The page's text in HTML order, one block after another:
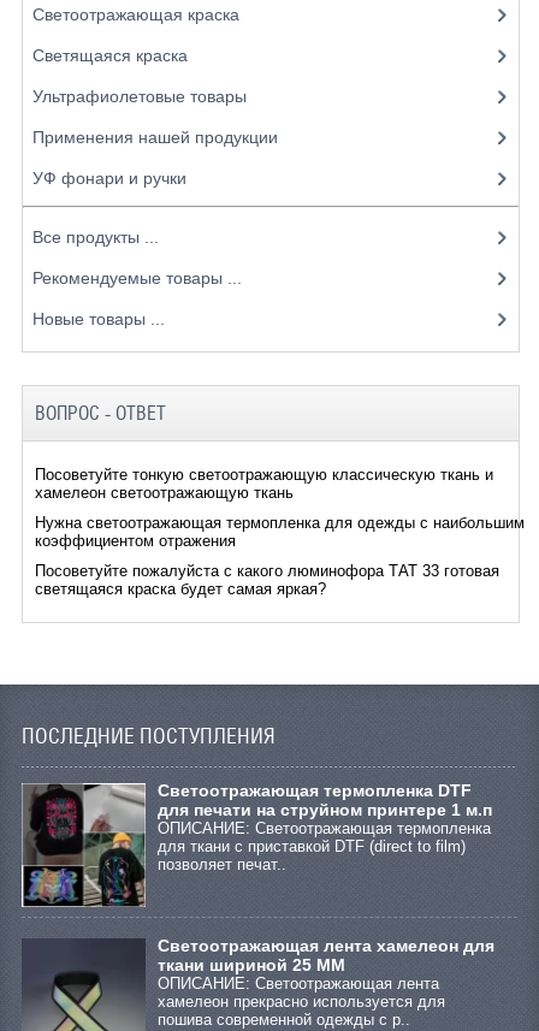
Светоотражающая краска
Светящаяся краска
Ультрафиолетовые товары
Применения нашей продукции
УФ фонари и ручки
Все продукты ...
Рекомендуемые товары ...
Новые товары ...
ВОПРОС - ОТВЕТ
Посоветуйте тонкую светоотражающую классическую ткань и
хамелеон светоотражающую ткань
Нужна светоотражающая термопленка для одежды с наибольшим
коэффициентом отражения
Посоветуйте пожалуйста с какого люминофора ТАТ 33 готовая
светящаяся краска будет самая яркая?
ПОСЛЕДНИЕ ПОСТУПЛЕНИЯ
Cветоотражающая термопленка DTF
для печати на струйном принтере 1 м.п
ОПИСАНИЕ: Светоотражающая термопленка
для ткани с приставкой DTF (direct to film)
позволяет печат..
Светоотражающая лента хамелеон для
ткани шириной 25 ММ
ОПИСАНИЕ: Светоотражающая лента
хамелеон прекрасно используется для
пошива современной одежды с р..